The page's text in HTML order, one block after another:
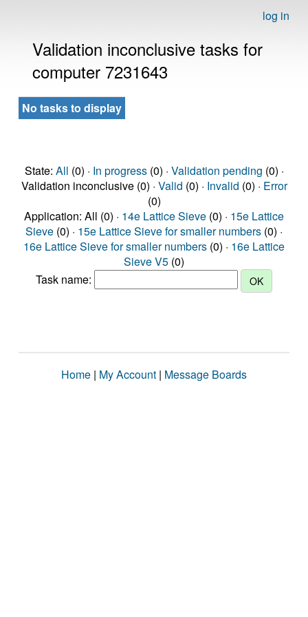
log in
Validation inconclusive tasks for
computer 7231643
No tasks to display
State: All (0) · In progress(0) · Validation pending (0) ·
Validation inconclusive (0) · Valid (0) · Invalid (0) · Error
(0)
Application: All (0) · 14e Lattice Sieve (0) · 15e Lattice
Sieve (0) · 15e Lattice Sieve for smaller numbers (0) ·
16e Lattice Sieve for smaller numbers (0) · 16e Lattice
Sieve V5 (0)
Task name:
Home | My Account | Message Boards